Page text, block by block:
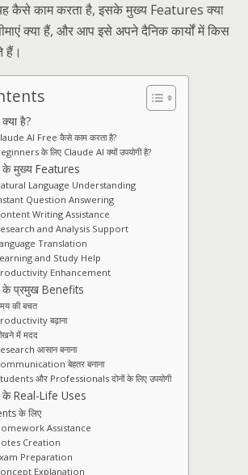
कैसे काम करता है, इसके मुख्य Features क्या
क्या हैं, और आप इसे अपने दैनिक कार्यों में किस
हैं।
है?
AI Free कैसे काम करता है?
के लिए Claude AI क्यों उपयोगी है?
के मुख्य Features
Language Understanding
Question Answering
Writing Assistance
and Analysis Support
Translation
and Study Help
Enhancement
के प्रमुख Benefits
की बचत
बढ़ाना
में मदद
आसान बनाना
बेहतर बनाना
और Professionals दोनों के लिए उपयोगी
Real-Life Uses
के लिए
Assistance
Creation
Preparation
Explanation